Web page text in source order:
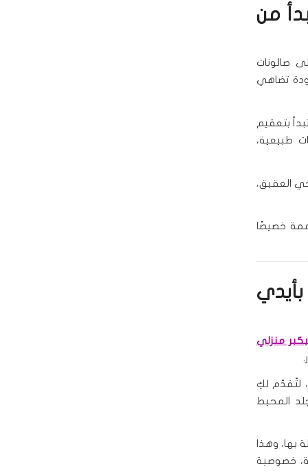
من
صالونات
تضاهي
بتعقيم
طبيعية،
العقيق،
خصيصًا
منزلي
معتمدة، لتُقدّم لكِ
المحيط
بها، وهذا
خصوصية